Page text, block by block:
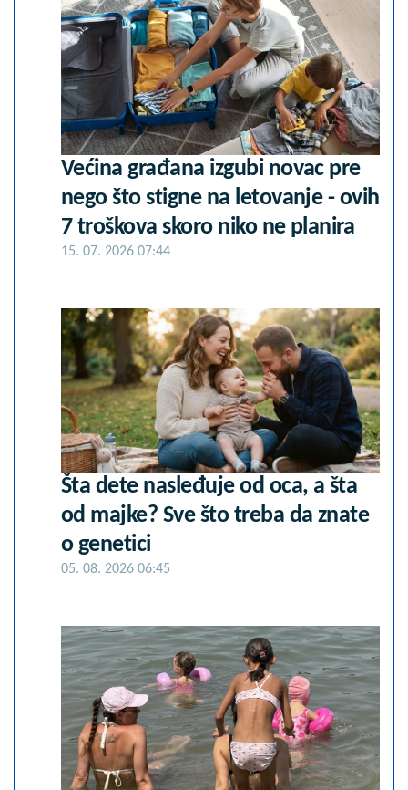
Većina građana izgubi novac pre
nego što stigne na letovanje - ovih
7 troškova skoro niko ne planira
15. 07. 2026 07:44
Šta dete nasleđuje od oca, a šta
od majke? Sve što treba da znate
o genetici
05. 08. 2026 06:45